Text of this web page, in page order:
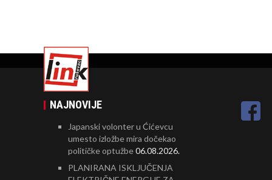
NAJNOVIJE
Japanski volonter u Ćićevcu
umesto izložbe mira dočekao
političke optužbe06.08.2026.
PLANIRANA ISKLJUČENJA